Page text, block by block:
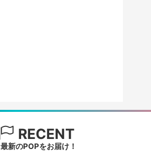
RECENT
最新のPOPをお届け！